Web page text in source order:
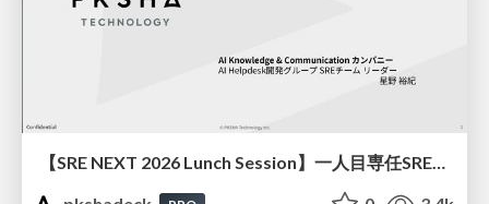
【SRE NEXT 2026 Lunch Session】一人目専任SREの立ち上げを加速する ― AIと進めたオンボーディングで2分を0.04秒にした話